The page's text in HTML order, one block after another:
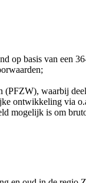
op basis van een
(PFZW), waarbij
ontwikkeling via
mogelijk is om